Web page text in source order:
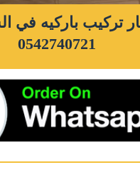
تركيب باركيه في
0542740721